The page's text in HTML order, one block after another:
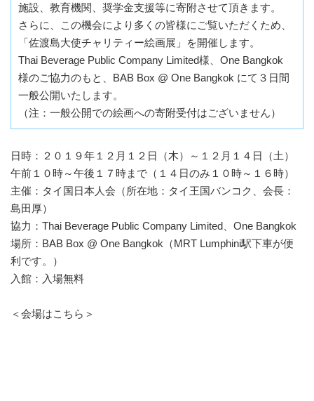
施設、教育機関、奨学金支援等に寄附させて頂きます。
さらに、この機会により多くの皆様にご覧いただくため、
「佐渡島大使チャリティー絵画展」を開催します。
Thai Beverage Public Company Limited様、One Bangkok
様のご協力のもと、BAB Box @ One Bangkok にて３日間
一般公開いたします。
（注：一般公開での絵画への寄附受付はございません）
日時：２０１９年１２月１２日（木）～１２月１４日（土）
午前１０時～午後１７時まで（１４日のみ１０時～１６時）
主催：タイ国日本人会（所在地：タイ王国バンコク、会長：
島田厚）
協力：Thai Beverage Public Company Limited、One Bangkok
場所：BAB Box @ One Bangkok（MRT Lumphini駅下車が便
利です。）
入館：入場無料
＜会場はこちら＞